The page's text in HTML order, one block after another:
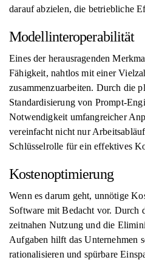
darauf abzielen, die betriebliche
Modellinteroperabilität
Eines der herausragenden
Fähigkeit, nahtlos mit einer
zusammenzuarbeiten. Durch die
Standardisierung von Prompt-
Notwendigkeit umfangreicher
vereinfacht nicht nur
Schlüsselrolle für ein effektives
Kostenoptimierung
Wenn es darum geht, unnötige
Software mit Bedacht vor. Durch
zeitnahen Nutzung und die
Aufgaben hilft das Unternehmen
rationalisieren und spürbare